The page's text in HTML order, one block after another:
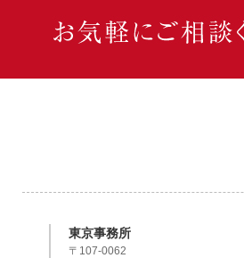
東京事務所
〒107-0062